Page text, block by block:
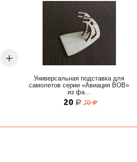
+
Универсальная подставка для
самолетов серии «Авиация ВОВ»
из фа...
20 Р 70 Р